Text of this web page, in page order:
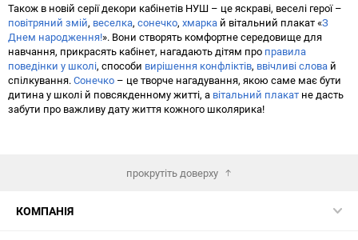
Також в новій серії декори кабінетів НУШ – це яскраві, веселі герої –
повітряний змій, веселка, сонечко, хмарка й вітальний плакат «З
Днем народження!». Вони створять комфортне середовище для
навчання, прикрасять кабінет, нагадають дітям про правила
поведінки у школі, способи вирішення конфліктів, ввічливі слова й
спілкування.Сонечко – це творче нагадування, якою саме має бути
дитина у школі й повсякденному житті, а вітальний плакат не дасть
забути про важливу дату життя кожного школярика!
прокрутіть доверху
КОМПАНІЯ